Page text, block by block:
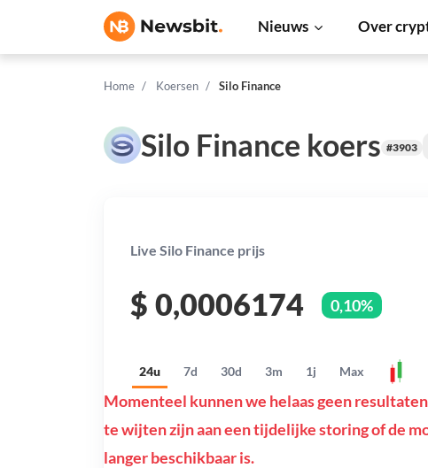
Nieuws Over
Home Koersen Silo Finance
Silo Finance koers #3903
Live Silo Finance prijs
$ 0,0006174 0,10%
24u 7d 30d 3m 1j Max
Momenteel kunnen we helaas geen
te wijten zijn aan een tijdelijke storing of de
langer beschikbaar is.